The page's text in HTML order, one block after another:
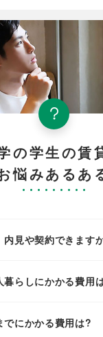
の学生の賃
悩みあるあ
見や契約できます
らしにかかる費用
でにかかる費用は?